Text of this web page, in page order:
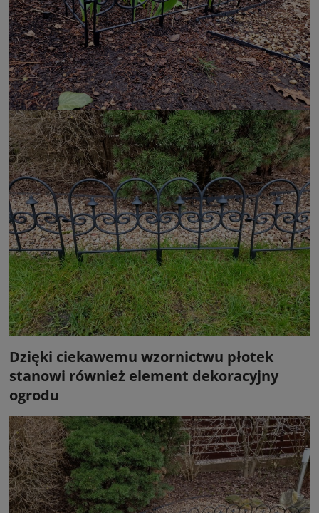
Dzięki ciekawemu wzornictwu płotek
stanowi również element dekoracyjny
ogrodu